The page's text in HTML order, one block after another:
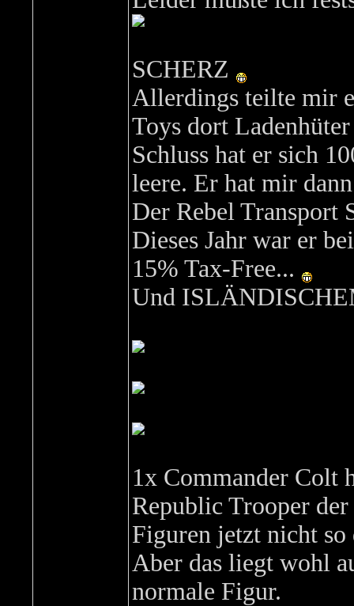
SCHERZ
Allerdings teilte mir
Toys dort
Schluss hat er sich
leere. Er hat mir
Der Rebel Transport
Dieses Jahr war er
15% Tax-Free...
Und
1x Commander Colt
Republic Trooper
Figuren jetzt nicht so
Aber das liegt wohl
normale Figur.